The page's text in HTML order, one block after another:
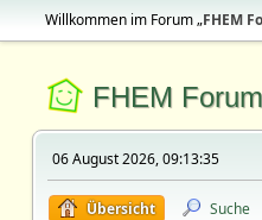
Willkommen im Forum „FHEM
FHEM Forum
06 August 2026, 09:13:35
Übersicht Suche